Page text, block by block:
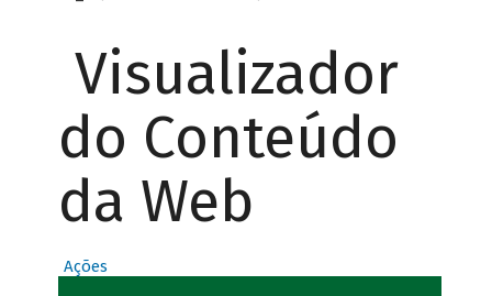
Visualizador
do Conteúdo
da Web
Ações